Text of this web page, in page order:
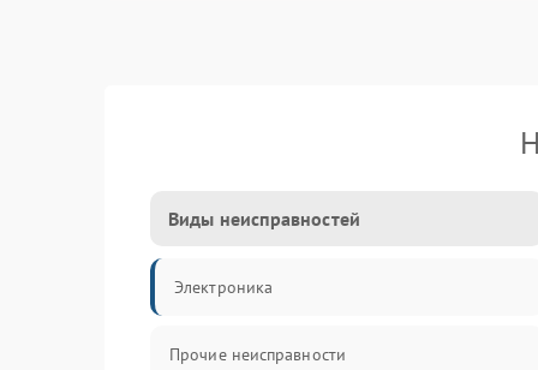
Виды неисправностей
Электроника
Прочие неисправности